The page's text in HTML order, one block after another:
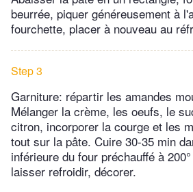
beurrée, piquer généreusement à
fourchette, placer à nouveau au
Step 3
Garniture: répartir les amandes
Mélanger la crème, les oeufs, le
citron, incorporer la courge et les
tout sur la pâte. Cuire 30-35 min
inférieure du four préchauffé à
laisser refroidir, décorer.